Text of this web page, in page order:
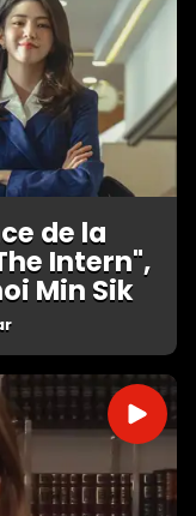
de la
Intern",
Min Sik